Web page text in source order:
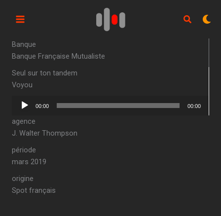
Banque
Banque Française Mutualiste
Seul sur ton tandem
Voyou
Lecteur
00:00 00:00
agence
J. Walter Thompson
période
mars 2019
origine
Spot français